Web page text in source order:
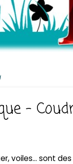
-
voiles... sont